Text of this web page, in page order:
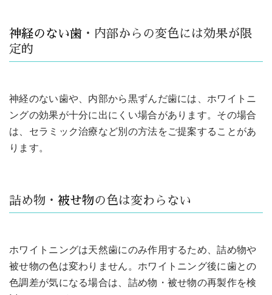
神経のない歯 ・内部からの変色には効果が限
定的
神経のない歯や、内部から黒ずんだ歯には、ホワイトニ
ングの効果が十分に出にくい場合があります。その場合
は、セラミック治療など別の方法をご提案することがあ
ります。
詰め物・ 被せ物の色は変わらない
ホワイトニングは天然歯にのみ作用するため、詰め物や
被せ物の色は変わりません。ホワイトニング後に歯との
色調差が気になる場合は、詰め物・被せ物の再製作を検